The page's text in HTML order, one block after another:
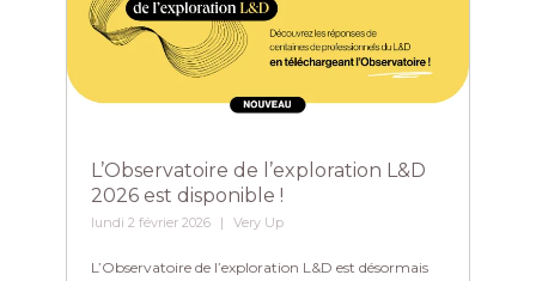
L’Observatoire de l’exploration L&D
2026 est disponible !
lundi 2 février 2026 Very Up
L’Observatoire de l’exploration L&D est désormais